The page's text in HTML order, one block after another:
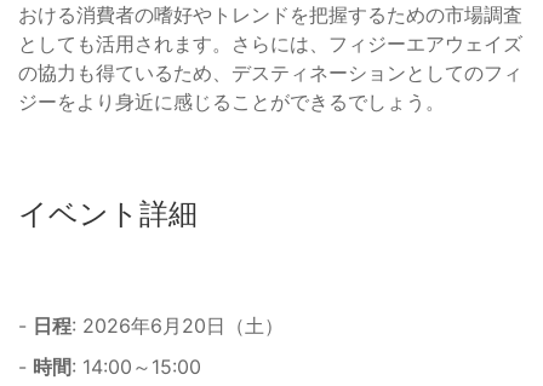
おける消費者の嗜好やトレンドを把握するための市場調査
としても活用されます。さらには、フィジーエアウェイズ
の協力も得ているため、デスティネーションとしてのフィ
ジーをより身近に感じることができるでしょう。
イベント詳細
- 日程: 2026年6月20日（土）
- 時間: 14:00～15:00